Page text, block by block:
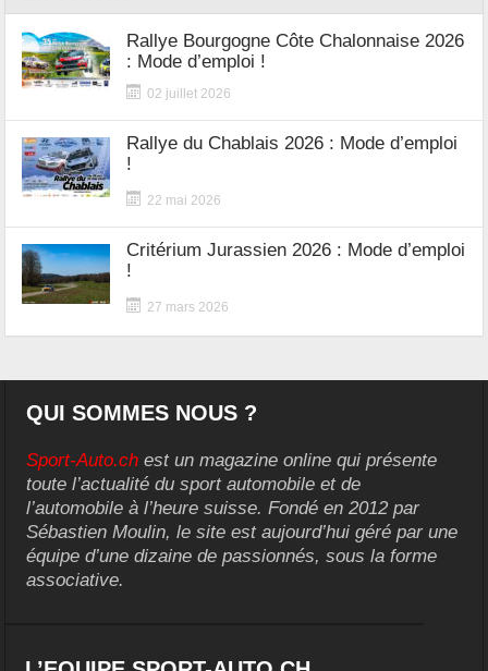
Rallye Bourgogne Côte Chalonnaise 2026
: Mode d’emploi !
02 juillet 2026
Rallye du Chablais 2026 : Mode d’emploi
!
22 mai 2026
Critérium Jurassien 2026 : Mode d’emploi
!
27 mars 2026
QUI SOMMES NOUS ?
Sport-Auto.ch est un magazine online qui présente
toute l’actualité du sport automobile et de
l’automobile à l’heure suisse. Fondé en 2012 par
Sébastien Moulin, le site est aujourd’hui géré par une
équipe d’une dizaine de passionnés, sous la forme
associative.